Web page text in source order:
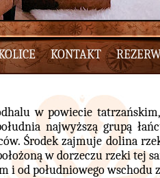
KONTAKT
w powiecie
najwyższą grupą
Środek zajmuje dolina
w dorzeczu rzeki tej
i od południowego wschodu